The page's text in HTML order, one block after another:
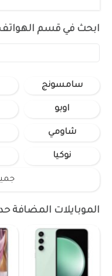
ابحث في قسم الهواتف
سامسونج
اوبو
شاومي
نوكيا
الموبايلات المضافة